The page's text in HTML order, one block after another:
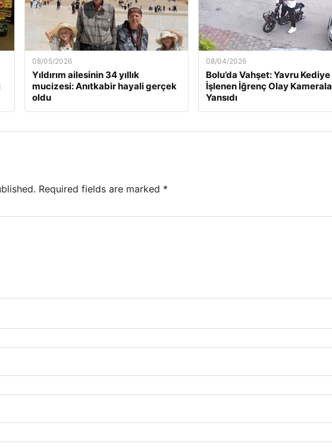
08/05/2026
Yıldırım ailesinin 34 yıllık
mucizesi: Anıtkabir hayali gerçek
oldu
08/04/2026
Bolu’da Vahşet: Yavru Kediye
İşlenen İğrenç Olay
Yansıdı
Required fields are marked *